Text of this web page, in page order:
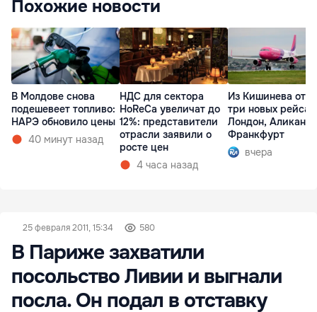
Похожие новости
В Молдове снова
подешевеет топливо:
НАРЭ обновило цены
40 минут назад
НДС для сектора
HoReCa увеличат до
12%: представители
отрасли заявили о
росте цен
4 часа назад
Из Кишинева
три новых рейса
Лондон,
Франкфурт
вчера
25 февраля 2011, 15:34 580
В Париже захватили
посольство Ливии и выгнали
посла. Он подал в отставку